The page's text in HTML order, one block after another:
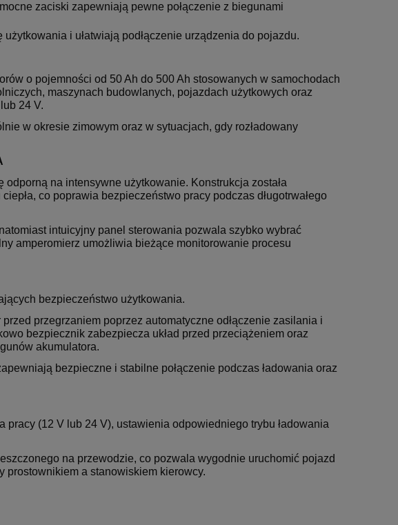
zaciski zapewniają pewne połączenie z biegunami
i ułatwiają podłączenie urządzenia do pojazdu.
o pojemności od 50 Ah do 500 Ah stosowanych w samochodach
maszynach budowlanych, pojazdach użytkowych oraz
24 V.
w okresie zimowym oraz w sytuacjach, gdy rozładowany
na intensywne użytkowanie. Konstrukcja została
co poprawia bezpieczeństwo pracy podczas długotrwałego
intuicyjny panel sterowania pozwala szybko wybrać
amperomierz umożliwia bieżące monitorowanie procesu
bezpieczeństwo użytkowania.
przegrzaniem poprzez automatyczne odłączenie zasilania i
bezpiecznik zabezpiecza układ przed przeciążeniem oraz
akumulatora.
bezpieczne i stabilne połączenie podczas ładowania oraz
(12 V lub 24 V), ustawienia odpowiedniego trybu ładowania
na przewodzie, co pozwala wygodnie uruchomić pojazd
prostownikiem a stanowiskiem kierowcy.